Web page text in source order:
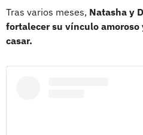
Tras varios meses, Natasha y
fortalecer su vínculo
casar.